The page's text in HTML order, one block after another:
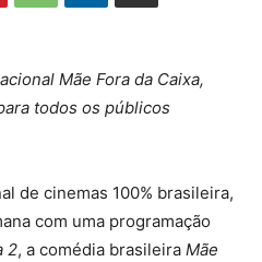
Mãe Fora da Caixa,
todos os públicos
de cinemas 100% brasileira,
com uma programação
2, a comédia brasileira Mãe